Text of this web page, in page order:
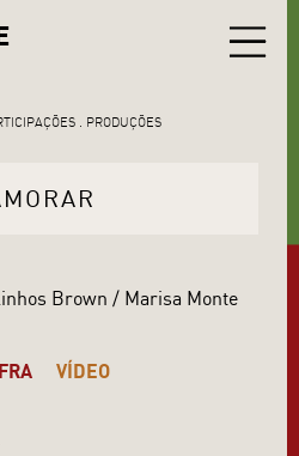
PRODUÇÕES
Brown / Marisa Monte
VÍDEO